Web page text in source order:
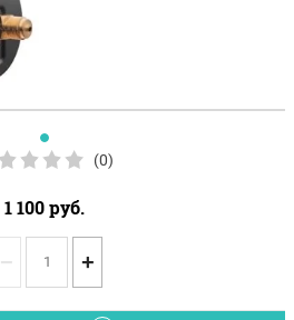
(0)
1 100руб.
− +